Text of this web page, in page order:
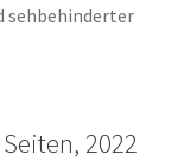
sehbehinderter
2022